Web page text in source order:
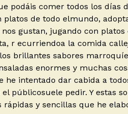
podáis comer todos los días
platos de todo elmundo,
gustan, jugando con platos
r ecurriendoa la comida
brillantes sabores
enormes y muchas
he intentado dar cabida a
públicosuele pedir. Y estas
rápidas y sencillas que he